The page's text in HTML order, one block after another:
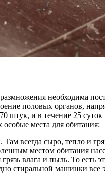
необходима
половых органов,
штук, и в течение 25
места для обитания:
всегда сыро, тепло и
местом обитания
влага и пыль. То есть
стиральной машинки все